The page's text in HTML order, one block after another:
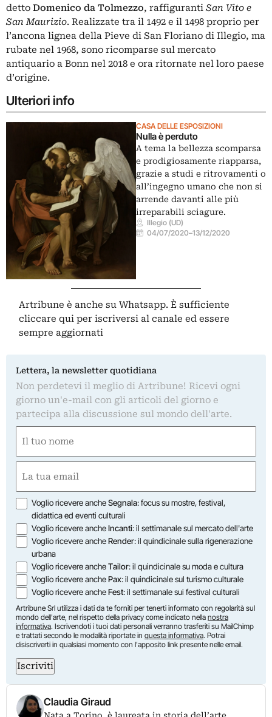
detto Domenico da Tolmezzo, raffiguranti San Vito e
San Maurizio. Realizzate tra il 1492 e il 1498 proprio per
l’ancona lignea della Pieve di San Floriano di Illegio, ma
rubate nel 1968, sono ricomparse sul mercato
antiquario a Bonn nel 2018 e ora ritornate nel loro paese
d’origine.
Ulteriori info
CASA DELLE ESPOSIZIONI
Nulla è perduto
A tema la bellezza scomparsa
e prodigiosamente riapparsa,
grazie a studi e ritrovamenti o
all’ingegno umano che non si
arrende davanti alle più
irreparabili sciagure.
Illegio (UD)
04/07/2020–13/12/2020
Artribune è anche su Whatsapp. È sufficiente
cliccare qui per iscriversi al canale ed essere
sempre aggiornati
Lettera, la newsletter quotidiana
Non perdetevi il meglio di Artribune! Ricevi ogni
giorno un'e-mail con gli articoli del giorno e
partecipa alla discussione sul mondo dell'arte.
(Required)
(Required)
Opzioni
Voglio ricevere ancheSegnala: focus su mostre, festival,
didattica ed eventi culturali
Voglio ricevere ancheIncanti: il settimanale sul mercato dell'arte
Voglio ricevere ancheRender: il quindicinale sulla rigenerazione
urbana
Voglio ricevere ancheTailor: il quindicinale su moda e cultura
Voglio ricevere anchePax: il quindicinale sul turismo culturale
Voglio ricevere ancheFest: il settimanale sui festival culturali
Artribune Srl utilizza i dati da te forniti per tenerti informato con regolarità sul
mondo dell'arte, nel rispetto della privacy come indicato nella nostra
informativa. Iscrivendoti i tuoi dati personali verranno trasferiti su MailChimp
e trattati secondo le modalità riportate in questa informativa. Potrai
disiscriverti in qualsiasi momento con l'apposito link presente nelle email.
Iscriviti
Claudia Giraud